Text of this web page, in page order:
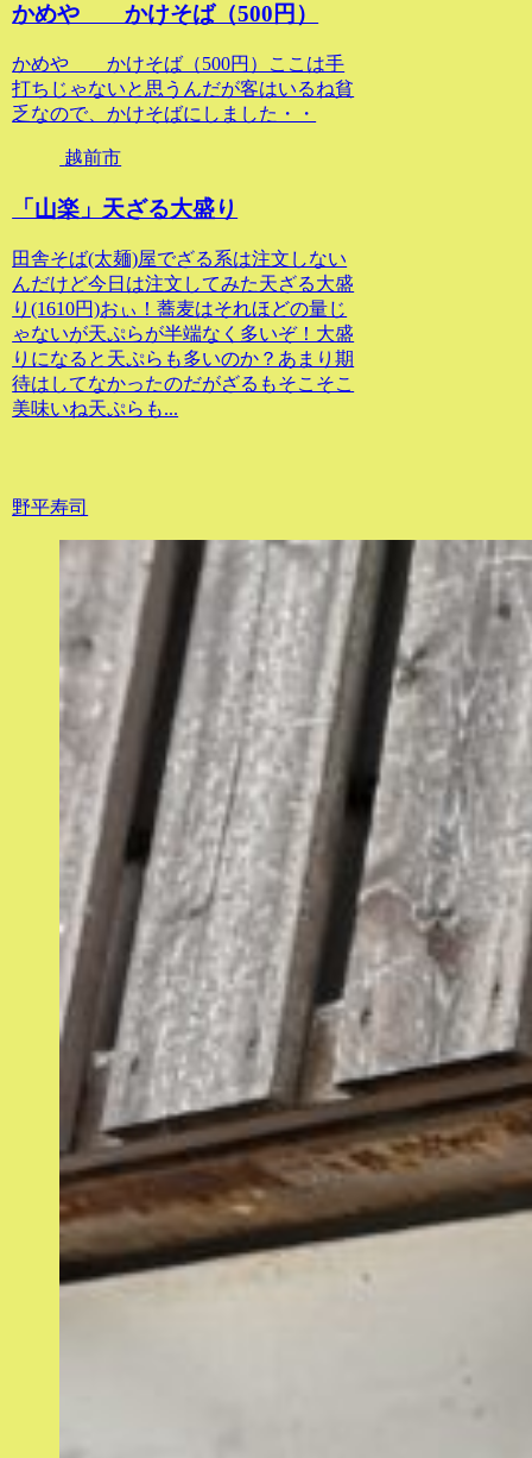
かめや かけそば（500円）
かめや かけそば（500円）ここは手
打ちじゃないと思うんだが客はいるね貧
乏なので、かけそばにしました・・
越前市
「山楽」天ざる大盛り
田舎そば(太麺)屋でざる系は注文しない
んだけど今日は注文してみた天ざる大盛
り(1610円)おぃ！蕎麦はそれほどの量じ
ゃないが天ぷらが半端なく多いぞ！大盛
りになると天ぷらも多いのか？あまり期
待はしてなかったのだがざるもそこそこ
美味いね天ぷらも...
野平寿司